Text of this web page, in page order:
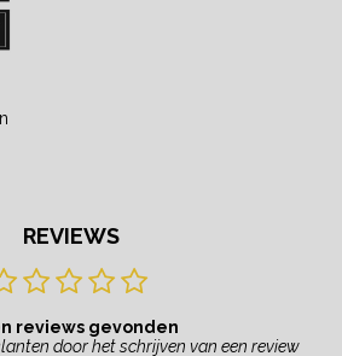
REVIEWS
reviews gevonden
door het schrijven van een review